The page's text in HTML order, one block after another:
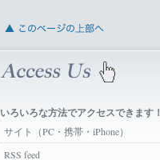
いろいろな方法でアクセスできます！
サイト（PC・携帯・iPhone）
RSS feed